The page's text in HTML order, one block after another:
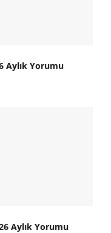
Aylık Yorumu
Aylık Yorumu